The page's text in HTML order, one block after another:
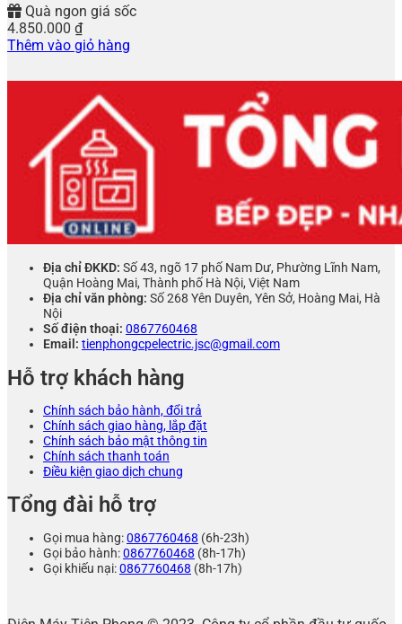
Quà ngon giá sốc
4.850.000 ₫
Thêm vào giỏ hàng
Địa chỉ ĐKKD: Số 43, ngõ 17 phố Nam Dư, Phường Lĩnh Nam,
Quận Hoàng Mai, Thành phố Hà Nội, Việt Nam
Địa chỉ văn phòng: Số 268 Yên Duyên, Yên Sở, Hoàng Mai, Hà
Nội
Số điện thoại: 0867760468
Email: tienphongcpelectric.jsc@gmail.com
Hỗ trợ khách hàng
Chính sách bảo hành, đổi trả
Chính sách giao hàng, lắp đặt
Chính sách bảo mật thông tin
Chính sách thanh toán
Điều kiện giao dịch chung
Tổng đài hỗ trợ
Gọi mua hàng:0867760468 (6h-23h)
Gọi bảo hành:0867760468 (8h-17h)
Gọi khiếu nại:0867760468 (8h-17h)